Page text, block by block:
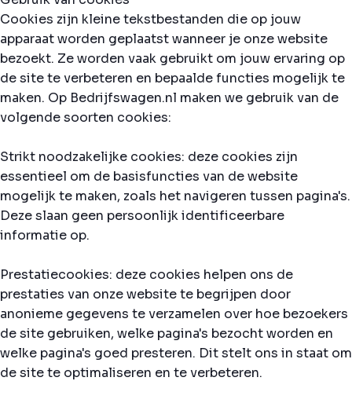
Cookies zijn kleine tekstbestanden die op jouw
apparaat worden geplaatst wanneer je onze website
bezoekt. Ze worden vaak gebruikt om jouw ervaring op
de site te verbeteren en bepaalde functies mogelijk te
maken. Op Bedrijfswagen.nl maken we gebruik van de
volgende soorten cookies:
Strikt noodzakelijke cookies: deze cookies zijn
essentieel om de basisfuncties van de website
mogelijk te maken, zoals het navigeren tussen pagina's.
Deze slaan geen persoonlijk identificeerbare
informatie op.
Prestatiecookies: deze cookies helpen ons de
prestaties van onze website te begrijpen door
anonieme gegevens te verzamelen over hoe bezoekers
de site gebruiken, welke pagina's bezocht worden en
welke pagina's goed presteren. Dit stelt ons in staat om
de site te optimaliseren en te verbeteren.